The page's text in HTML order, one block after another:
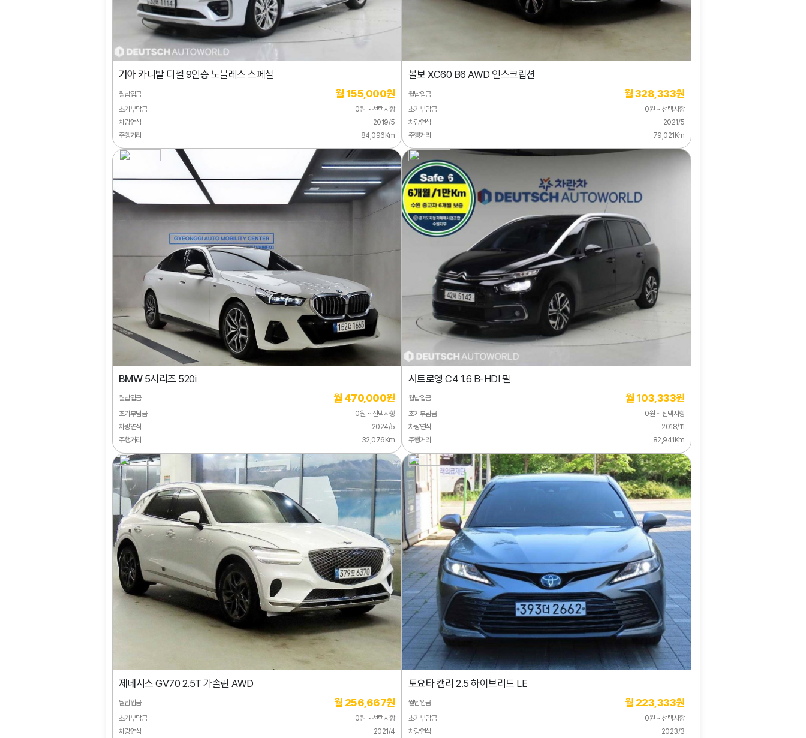
기아카니발 디젤 9인승 노블레스 스페셜
월납입금 월 155,000원
초기부담금
0원 ~ 선택사항
차량연식
2019/5
주행거리
84,096Km
볼보 XC60 B6 AWD 인스크립션
월납입금 월 328,333원
초기부담금
0원 ~ 선택사항
차량연식
2021/5
주행거리
79,021Km
BMW5시리즈 520i
월납입금 월 470,000원
초기부담금
0원 ~ 선택사항
차량연식
2024/5
주행거리
32,076Km
시트로엥 C4 1.6 B-HDI 필
월납입금 월 103,333원
초기부담금
0원 ~ 선택사항
차량연식
2018/11
주행거리
82,941Km
제네시스 GV70 2.5T 가솔린 AWD
월납입금 월 256,667원
초기부담금
0원 ~ 선택사항
차량연식
2021/4
토요타캠리 2.5 하이브리드 LE
월납입금 월 223,333원
초기부담금
0원 ~ 선택사항
차량연식
2023/3